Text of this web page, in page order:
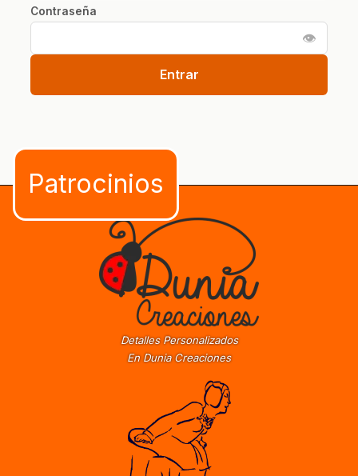
Contraseña
👁
Entrar
Detalles Personalizados
En Dunia Creaciones